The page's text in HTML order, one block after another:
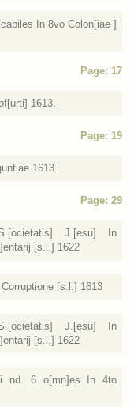
In 8vo Colon[iae ]
Page: 17
1613.
Page: 19
1613.
Page: 29
S.[ocietatis] J.[esu] In
[s.l.] 1622
Corruptione [s.l.] 1613
S.[ocietatis] J.[esu] In
[s.l.] 1622
nd. 6 o[mn]es In 4to